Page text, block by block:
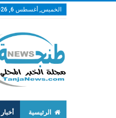
الخميس, أغسطس 6, 2026
الرئيسية